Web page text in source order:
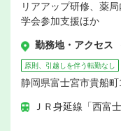
リアアップ研修、薬
学会参加支援ほか
勤務地・アクセス
原則、引越しを伴う転勤なし
静岡県富士宮市貴船町
ＪＲ身延線「西富